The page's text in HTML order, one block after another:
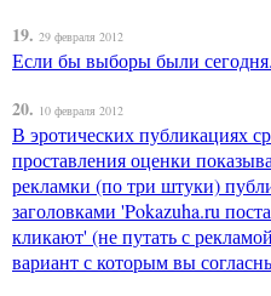
19. 29 февраля 2012
Если бы выборы были
20. 10 февраля 2012
В эротических публикациях
проставления оценки
рекламки (по три штуки)
заголовками 'Pokazuha.ru
кликают' (не путать с
вариант с которым вы